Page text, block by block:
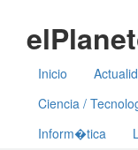
Inicio
Ciencia /
Inform�tica